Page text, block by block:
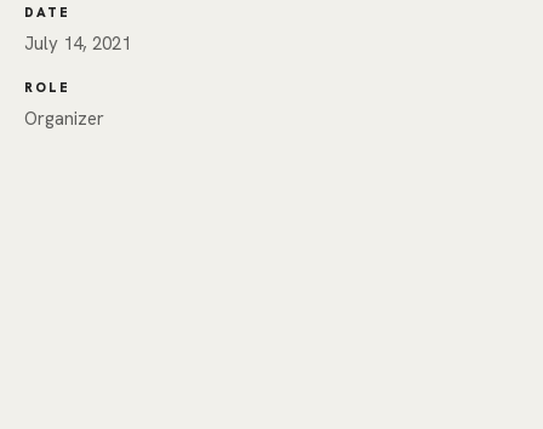
DATE
July 14, 2021
ROLE
Organizer